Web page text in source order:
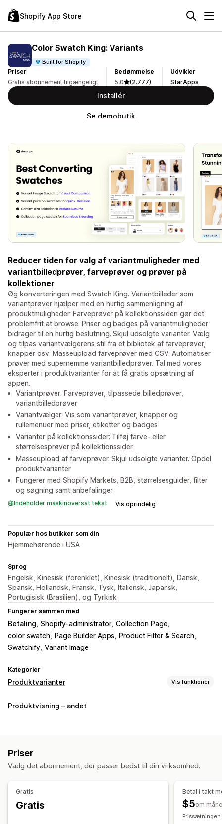
Shopify App Store
Color Swatch King: Variants
Built for Shopify
Priser
Gratis abonnement tilgængeligt
Bedømmelse
5,0
(2.777)
Udvikler
StarApps
Installér
Se demobutik
Reducer tiden for valg af variantmuligheder med
variantbilledprøver, farveprøver og prøver på
kollektioner
Øg konverteringen med Swatch King. Variantbilleder som
variantprøver hjælper med en hurtig sammenligning af
produktmuligheder. Farveprøver på kollektionssiden gør det
problemfrit at browse. Priser og badges på variantmuligheder
bidrager til en hurtig beslutning. Skjul udsolgte varianter. Vælg
og tilpas variantvælgerens stil fra et bibliotek af farveprøver,
knapper osv. Masseupload farveprøver med CSV. Automatiser
prøver med supernemme variantbilledprøver. Tal med vores
eksperter i produktvarianter for at få gratis opsætning af
appen.
Variantprøver: Farveprøver, tilpassede billedprøver,
variantbilledprøver
Variantvælger: Vis som variantprøver, knapper og
rullemenuer med priser, etiketter og badges
Varianter på kollektionssider: Tilføj farve- eller
størrelsesprøver på kollektionssider
Masseupload af farveprøver. Skjul udsolgte varianter. Opdel
produktvarianter
Fungerer med Shopify Markets, B2B, størrelsesguider, filter
og søgning samt anbefalinger
Indeholder maskinoversat tekst Vis oprindelig
Populær hos butikker som din
Hjemmehørende i USA
Sprog
Engelsk, Kinesisk (forenklet), Kinesisk (traditionelt), Dansk,
Spansk, Hollandsk, Fransk, Tysk, Italiensk, Japansk,
Portugisisk (Brasilien), og Tyrkisk
Fungerer sammen med
Betaling Shopify-administrator Collection Page
color swatch
Page Builder Apps
Product Filter & Search
Swatchify Variant Image
Kategorier
Produktvarianter Vis funktioner
Tilpasning
Lager
Skjul, hvis ikke på lager
Visning af lagervarer
Produktvisning – andet
Priser
Vælg det abonnement, der passer bedst til din virksomhed.
Gratis
Gratis
Betal i takt
$5om
Prissætningen